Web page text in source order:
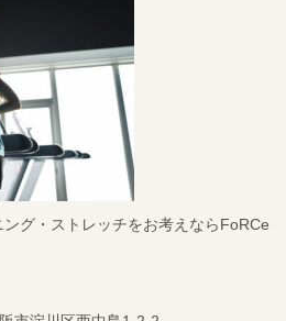
グ・ストレッチをお考えならFoRCe